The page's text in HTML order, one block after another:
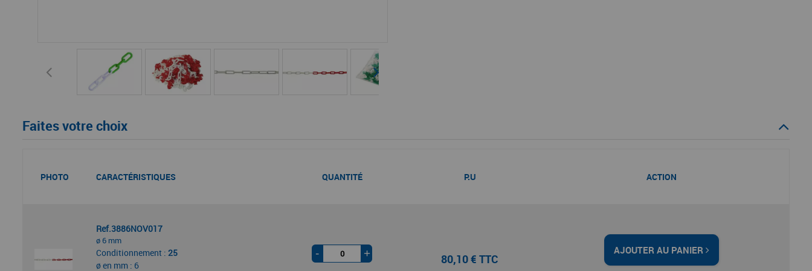
Faites votre choix
PHOTO CARACTÉRISTIQUES QUANTITÉ P.U ACTION
Ref.3886NOV017
ø 6 mm
Conditionnement : 25
ø en mm : 6
- + 80,10 € TTC
AJOUTER AU PANIER